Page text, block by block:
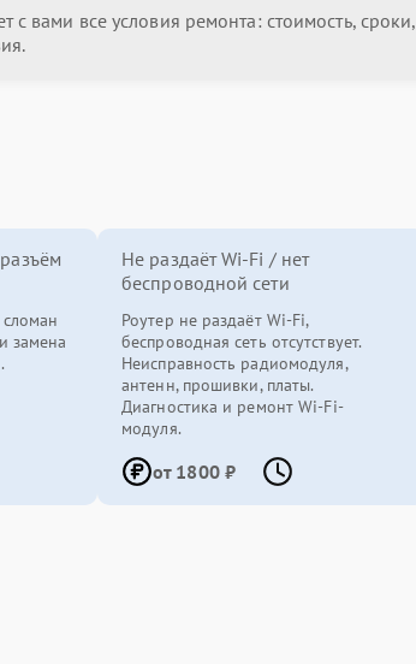
с вами все условия ремонта: стоимость, сроки,
замена
Не раздаёт Wi-Fi / нет
беспроводной сети
Роутер не раздаёт Wi-Fi,
беспроводная сеть отсутствует.
Неисправность радиомодуля,
антенн, прошивки, платы.
Диагностика и ремонт Wi-Fi-
модуля.
от 1800 ₽